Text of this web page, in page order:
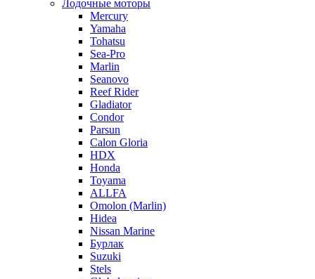
Лодочные моторы
Mercury
Yamaha
Tohatsu
Sea-Pro
Marlin
Seanovo
Reef Rider
Gladiator
Condor
Parsun
Calon Gloria
HDX
Honda
Toyama
ALLFA
Omolon (Marlin)
Hidea
Nissan Marine
Бурлак
Suzuki
Stels